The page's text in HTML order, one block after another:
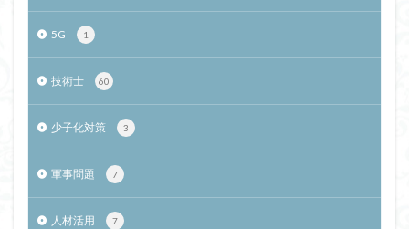
5G 1
技術士 60
少子化対策 3
軍事問題 7
人材活用 7